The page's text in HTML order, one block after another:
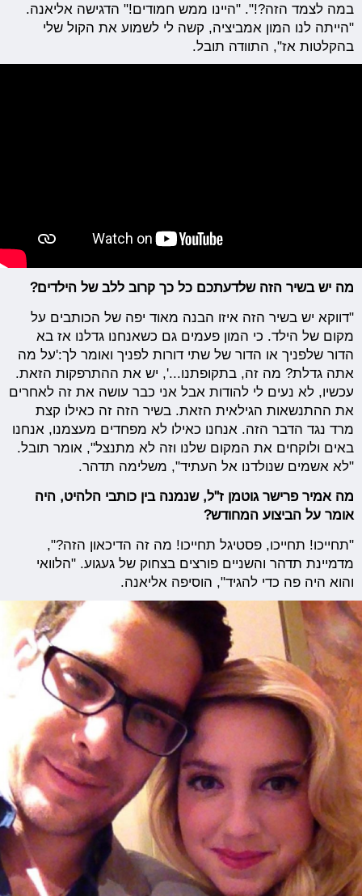
במה לצמד הזה?!". "היינו ממש חמודים!" הדגישה אליאנה.
"הייתה לנו המון אמביציה, קשה לי לשמוע את הקול שלי
בהקלטות אז", התוודה תובל.
מה יש בשיר הזה שלדעתכם כל כך קרוב ללב של הילדים?
"דווקא יש בשיר הזה איזו הבנה מאוד יפה של הכותבים על
מקום של הילד. כי המון פעמים גם כשאנחנו גדלנו אז בא
הדור שלפניך או הדור של שתי דורות לפניך ואומר לך:'על מה
אתה גדלת? מה זה, בתקופתנו...', יש את ההתרפקות הזאת.
עכשיו, לא נעים לי להודות אבל אני כבר עושה את זה לאחרים
את ההתנשאות הגילאית הזאת. בשיר הזה זה כאילו קצת
מרד נגד הדבר הזה. אנחנו כאילו לא מפחדים מעצמנו, אנחנו
באים ולוקחים את המקום שלנו וזה לא מתנצל", אומר תובל.
"לא אשמים שנולדנו אל העתיד", משלימה תדהר.
מה אמיר פרישר גוטמן ז"ל, שנמנה בין כותבי הלהיט, היה
אומר על הביצוע המחודש?
"תחייכו! תחייכו, פסטיגל תחייכו! מה זה הדיכאון הזה?",
מדמיינת תדהר והשניים פורצים בצחוק של געגוע. "הלוואי
והוא היה פה כדי להגיד", הוסיפה אליאנה.